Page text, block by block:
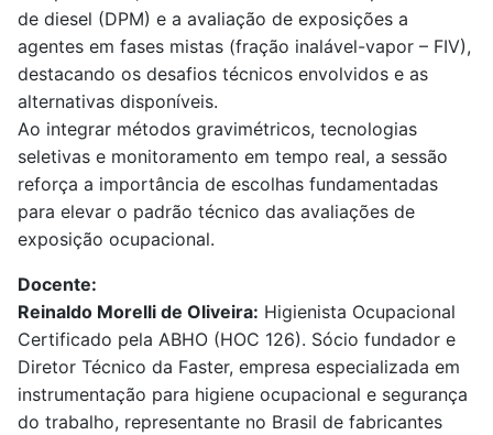
de diesel (DPM) e a avaliação de exposições a
agentes em fases mistas (fração inalável-vapor – FIV),
destacando os desafios técnicos envolvidos e as
alternativas disponíveis.
Ao integrar métodos gravimétricos, tecnologias
seletivas e monitoramento em tempo real, a sessão
reforça a importância de escolhas fundamentadas
para elevar o padrão técnico das avaliações de
exposição ocupacional.
Docente:
Reinaldo Morelli de Oliveira: Higienista Ocupacional
Certificado pela ABHO (HOC 126). Sócio fundador e
Diretor Técnico da Faster, empresa especializada em
instrumentação para higiene ocupacional e segurança
do trabalho, representante no Brasil de fabricantes